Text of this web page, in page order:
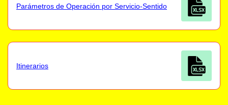
Parámetros de Operación por Servicio-Sentido
Itinerarios